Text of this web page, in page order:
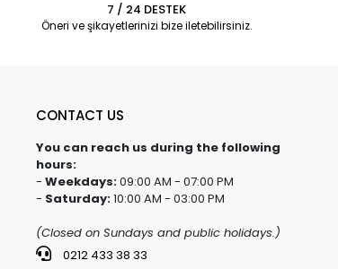
7 / 24 DESTEK
Öneri ve şikayetlerinizi bize iletebilirsiniz.
CONTACT US
You can reach us during the following
hours:
- Weekdays:09:00 AM - 07:00 PM
- Saturday:10:00 AM - 03:00 PM
(Closed on Sundays and public holidays.)
0212 433 38 33